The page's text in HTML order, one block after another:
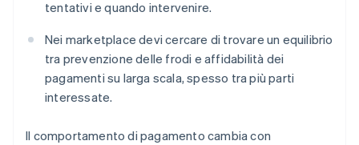
tentativi e quando intervenire.
Nei marketplace devi cercare di trovare un equilibrio
tra prevenzione delle frodi e affidabilità dei
pagamenti su larga scala, spesso tra più parti
interessate.
Il comportamento di pagamento cambia con